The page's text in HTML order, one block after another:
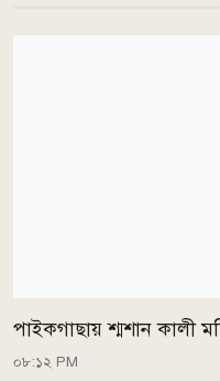
পাইকগাছায় শ্মশান কালী
০৮:১২ PM